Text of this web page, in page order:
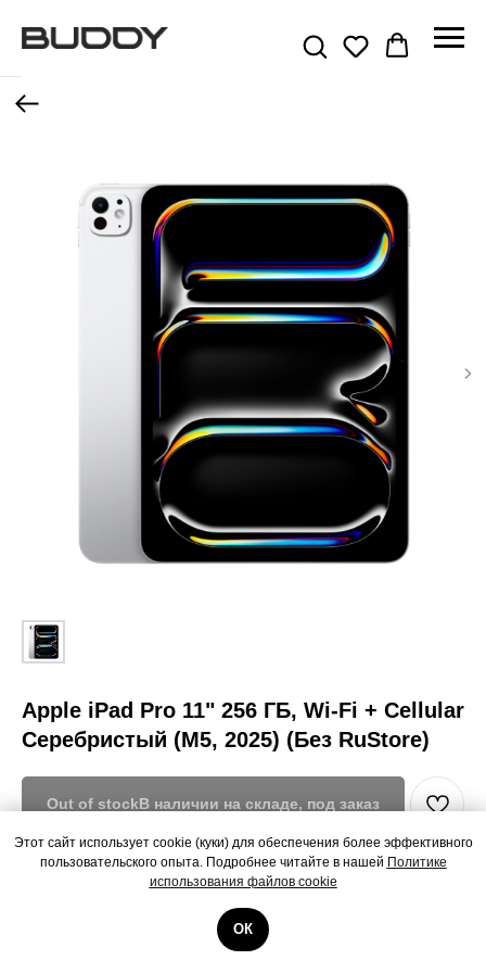
Этот сайт использует cookie (куки) для обеспечения более эффективного
пользовательского опыта. Подробнее читайте в нашей Политике
использования файлов cookie
ОК
Назад
Apple iPad Pro 11" 256 ГБ, Wi-Fi + Cellular
Серебристый (M5, 2025) (Без RuStore)
Out of stock
Apple iPad Pro 11" 256 ГБ, Wi-Fi + Cellular Серебристый (M5, 2025) (Без